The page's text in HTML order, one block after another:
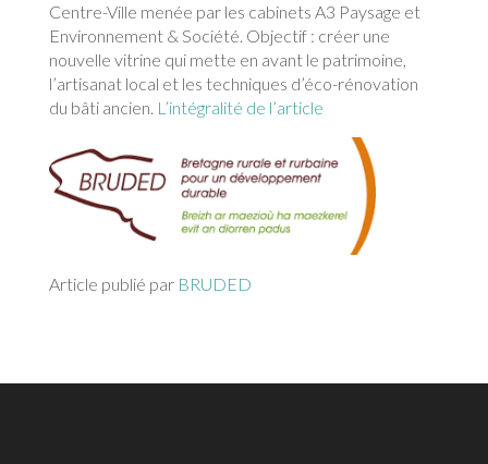
Centre-Ville menée par les cabinets A3 Paysage et
Environnement & Société. Objectif : créer une
nouvelle vitrine qui mette en avant le patrimoine,
l’artisanat local et les techniques d’éco-rénovation
du bâti ancien. L’intégralité de l’article
Article publié par BRUDED